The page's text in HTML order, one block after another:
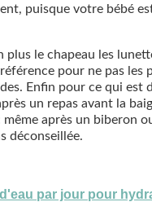
puisque votre bébé
plus le chapeau les
pour ne pas les
Enfin pour ce qui est
un repas avant la
après un biberon
déconseillée.
par jour pour